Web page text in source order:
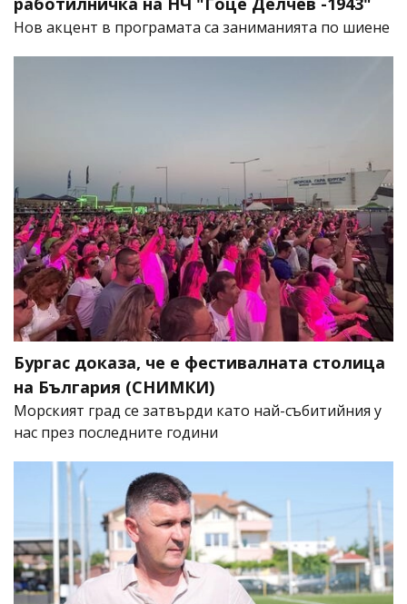
Нов акцент в програмата са заниманията по шиене
Бургас доказа, че е фестивалната столица
на България (СНИМКИ)
Морският град се затвърди като най-събитийния у
нас през последните години